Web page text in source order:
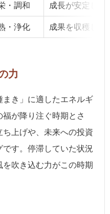
・調和 成長が安定し、
・浄化 成果を収穫し、
力
まき」に適したエネルギ
が降り注ぐ時期とさ
上げや、未来への投資
す。停滞していた状況
吹き込む力がこの時期